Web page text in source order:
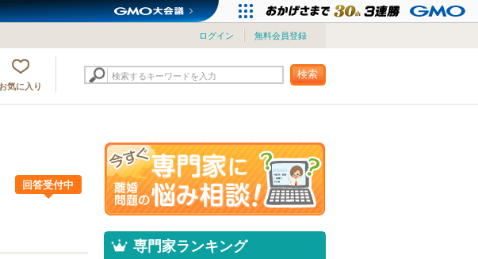
ログイン 無料会員登録
お気に入り
検索するキーワードを入力 検索
回答受付中
専門家ランキング